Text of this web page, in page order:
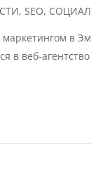
, SEO,
в
в веб-